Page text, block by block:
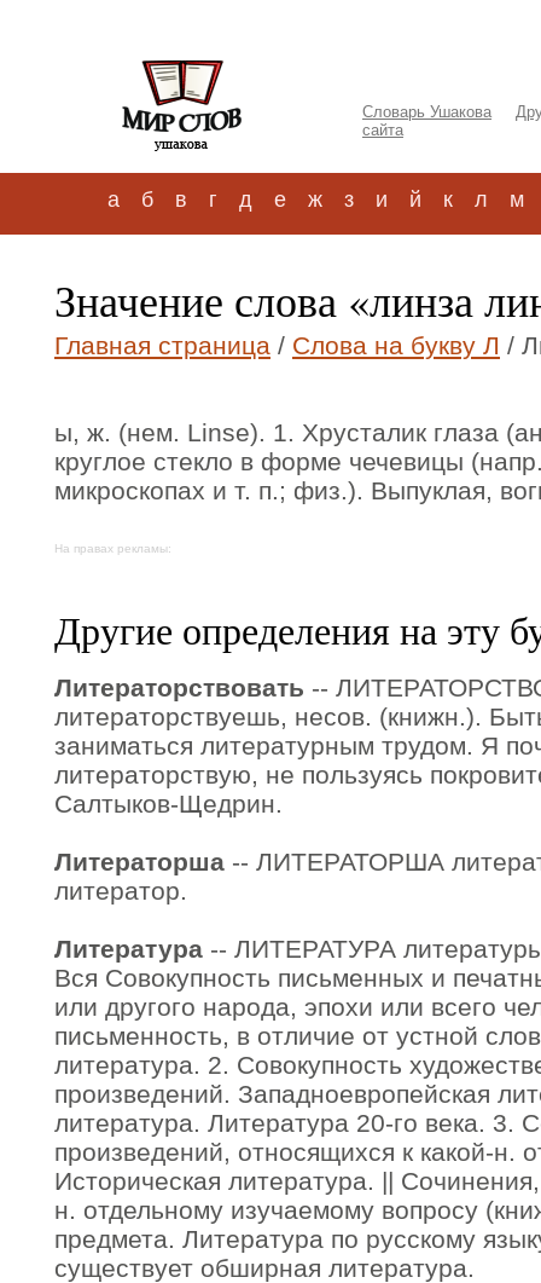
Словарь Ушакова
сайта
а б в г д е ж з и й к л м
Значение слова «линза
Главная страница / Слова на букву Л /
ы, ж. (нем. Linse). 1. Хрусталик глаза
круглое стекло в форме чечевицы
микроскопах и т. п.; физ.). Выпуклая,
На правах рекламы:
Другие определения на эту
Литераторствовать --
литераторствуешь, несов. (книжн.).
заниматься литературным трудом. Я
литераторствую, не пользуясь
Салтыков-Щедрин.
Литераторша -- ЛИТЕРАТОРША
литератор.
Литература -- ЛИТЕРАТУРА
Вся Совокупность письменных и
или другого народа, эпохи или всего
письменность, в отличие от устной
литература. 2. Совокупность
произведений. Западноевропейская
литература. Литература 20-го века. 3.
произведений, относящихся к какой-н.
Историческая литература. ||
н. отдельному изучаемому вопросу
предмета. Литература по русскому
существует обширная литература.